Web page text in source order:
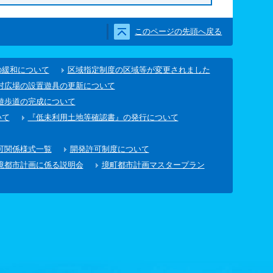
このページの先頭へ戻る
和について
区域指定制度の区域等が変更されました
広場の設置遊具の更新について
歩道の完成について
『低未利用土地等確認書』の発行について
関係様式一覧
開発許可制度について
都市計画に係る説明会
境町都市計画マスタープラン